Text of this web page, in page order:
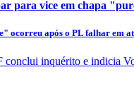
para vice em chapa
ocorreu após o PL falhar em